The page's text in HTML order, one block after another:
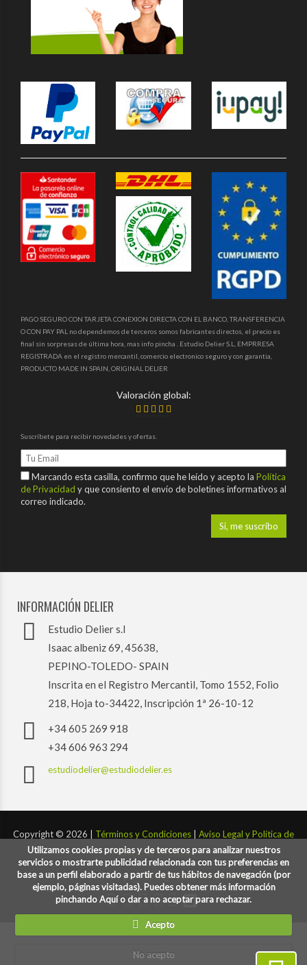
Utilizamos cookies propias y de terceros para analizar nuestros
servicios o mostrarte publicidad relacionada con tus preferencias en
base a un perfil elaborado a partir de tus hábitos de navegación (por
ejemplo, páginas visitadas). Puedes obtener más información
pinchando Aquí o dar a no aceptar para rechazar.
Acepto
No acepto
PAGO SEGURO CON TARJETA CONEXION DIRECTA CON EL BANCO, TRANSFERENCIA
O CON PAY PAL no dependemos de terceros somos fabricantes directos, el precio es
final sin sorpresas de última hora, mas info pincha . Estudio Delier S.L, EMPRRESA
REGISTRADA en el registro mercantil, comercio electronico seguro y con garantia,
PRODUCTO MADE IN SPAIN, ORIGINAL DELIER
Valoración global:
Suscríbete para recibir novedades y ofertas.
Marcando esta casilla, confirmo que he leído y acepto la Política
de Privacidad y que consiento el envío de boletines informativos al
correo indicado.
INFORMACIÓN DELIER
Estudio Delier s.l
Isaac albeniz 69, 45638,
PEPINO-TOLEDO- SPAIN
Inscrita en el Registro Mercantil, Tomo 1552, Folio
218, Hoja to-34422, Inscripción 1ª 26-10-12
+34 605 269 918
+34 606 963 294
estudiodelier@estudiodelier.es
Copyright © 2026 | Términos y Condiciones
Aviso Legal y Política de
Privacidad y Cookies
Desarrollado por:codigoconsentido.com